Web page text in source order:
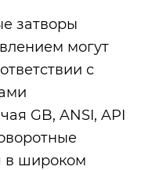
затворы
могут
с
GB, ANSI, API
в широком